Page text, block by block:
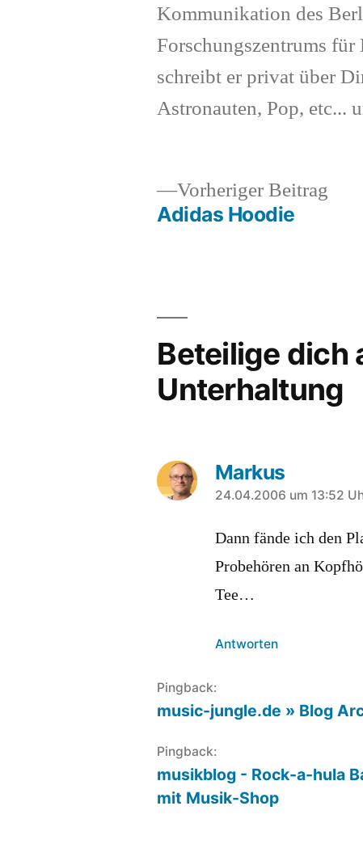
Kommunikation des
Forschungszentrums
schreibt er privat über
Astronauten, Pop, etc...
Beitragsnavigation
Vorheriger Beitrag
Adidas Hoodie
Beteilige dich
Unterhaltung
Markus
sagt:
24.04.2006 um 13:52
Dann fände ich den
Probehören an
Tee…
Antworten
Pingback:
music-jungle.de » Blog
Pingback:
musikblog - Rock-a-hula
mit Musik-Shop